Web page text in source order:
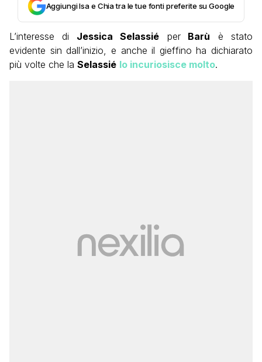
Aggiungi Isa e Chia tra le tue fonti preferite su Google
L’interesse di Jessica Selassié perBarù è stato
evidente sin dall’inizio, e anche il gieffino ha dichiarato
più volte che la Selassié lo incuriosisce molto.